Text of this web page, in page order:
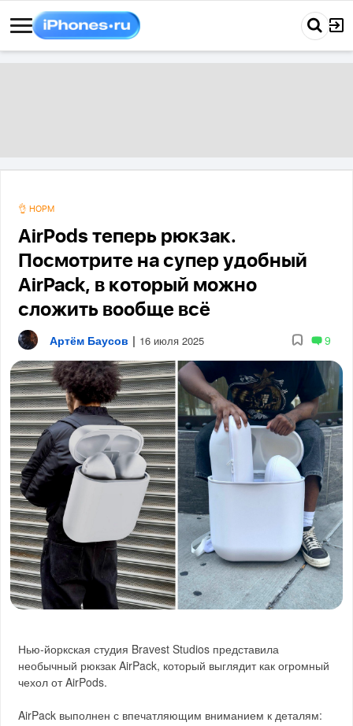
👌 НОРМ
AirPods теперь рюкзак.
Посмотрите на супер удобный
AirPack, в который можно
сложить вообще всё
Артём Баусов | 16 июля 2025 9
Нью-йоркская студия Bravest Studios представила
необычный рюкзак AirPack, который выглядит как огромный
чехол от AirPods.
AirPack выполнен с впечатляющим вниманием к деталям: